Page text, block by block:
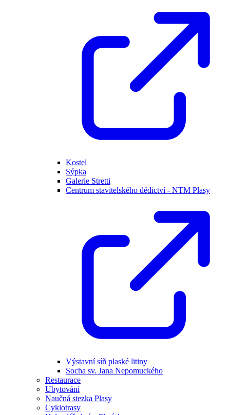
Kostel
Sýpka
Galerie Stretti
Centrum stavitelského dědictví - NTM Plasy
Výstavní síň plaské litiny
Socha sv. Jana Nepomuckého
Restaurace
Ubytování
Naučná stezka Plasy
Cyklotrasy